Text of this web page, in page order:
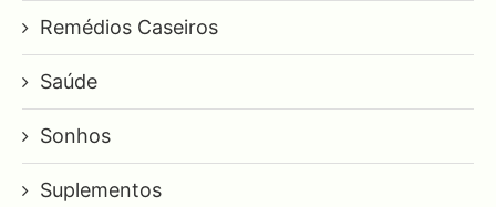
Remédios Caseiros
Saúde
Sonhos
Suplementos